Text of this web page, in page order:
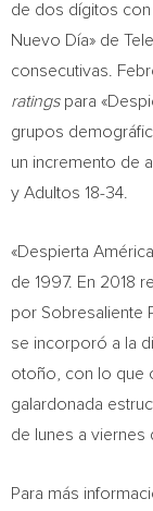
de dos dígitos con
Nuevo Día» de
consecutivas.
ratings para
grupos
un incremento de
y Adultos 18-34.
«Despierta
de 1997. En 2018
por Sobresaliente
se incorporó a la
otoño, con lo que
galardonada
de lunes a viernes
Para más